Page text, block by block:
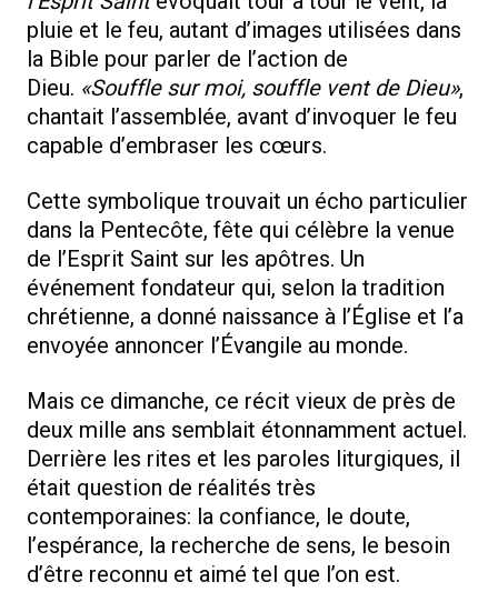
pluie et le feu, autant d’images utilisées dans
la Bible pour parler de l’action de
Dieu. «Souffle sur moi, souffle vent de Dieu»,
chantait l’assemblée, avant d’invoquer le feu
capable d’embraser les cœurs.
Cette symbolique trouvait un écho particulier
dans la Pentecôte, fête qui célèbre la venue
de l’Esprit Saint sur les apôtres. Un
événement fondateur qui, selon la tradition
chrétienne, a donné naissance à l’Église et l’a
envoyée annoncer l’Évangile au monde.
Mais ce dimanche, ce récit vieux de près de
deux mille ans semblait étonnamment actuel.
Derrière les rites et les paroles liturgiques, il
était question de réalités très
contemporaines: la confiance, le doute,
l’espérance, la recherche de sens, le besoin
d’être reconnu et aimé tel que l’on est.